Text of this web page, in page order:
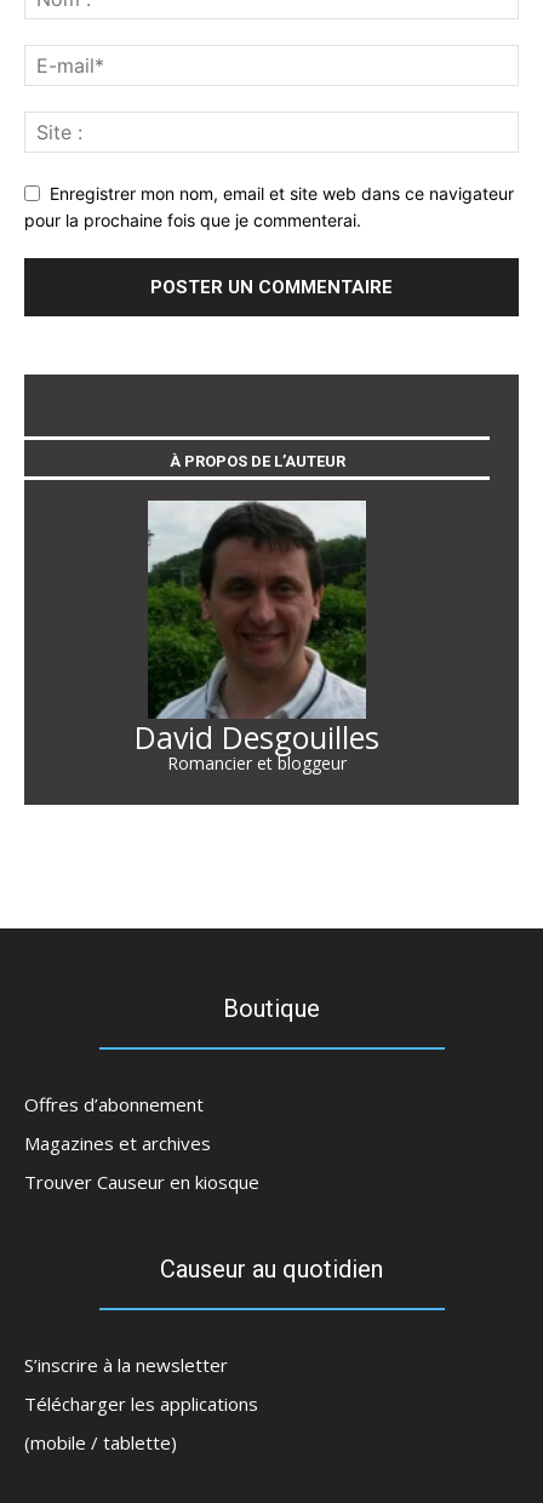
Enregistrer mon nom, email et site web dans ce navigateur
pour la prochaine fois que je commenterai.
À PROPOS DE L’AUTEUR
David Desgouilles
Romancier et bloggeur
Boutique
Offres d’abonnement
Magazines et archives
Trouver Causeur en kiosque
Causeur au quotidien
S’inscrire à la newsletter
Télécharger les applications
(mobile / tablette)